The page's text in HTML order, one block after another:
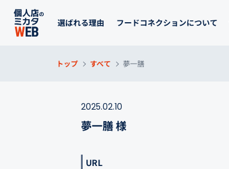
選ばれる理由 フードコネクションについて
トップ すべて 夢一膳
2025.02.10
夢一膳 様
URL